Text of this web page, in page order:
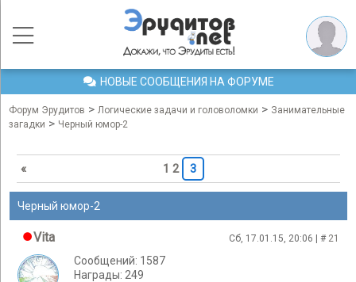
НОВЫЕ СООБЩЕНИЯ НА ФОРУМЕ
Форум Эрудитов > Логические задачи и головоломки > Занимательные
загадки > Черный юмор-2
« 1 2 3
Черный юмор-2
Vita Сб, 17.01.15, 20:06 | # 21
Сообщений: 1587
Награды: 249